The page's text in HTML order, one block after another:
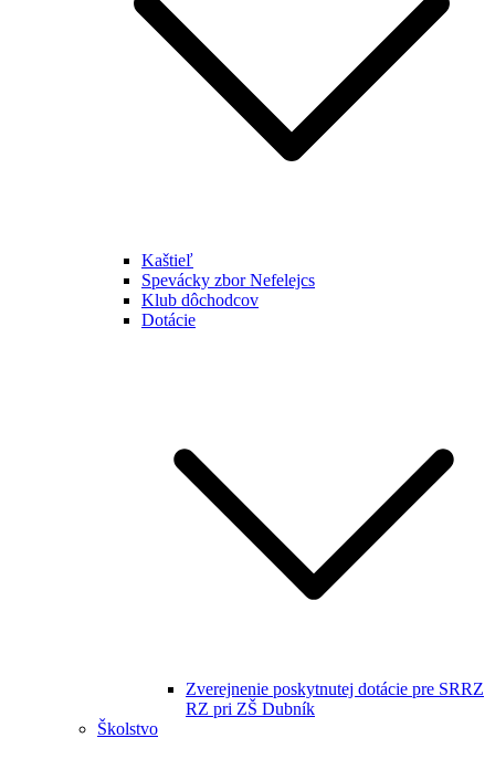
Kaštieľ
Spevácky zbor Nefelejcs
Klub dôchodcov
Dotácie
Zverejnenie poskytnutej dotácie pre SRRZ
RZ pri ZŠ Dubník
Školstvo